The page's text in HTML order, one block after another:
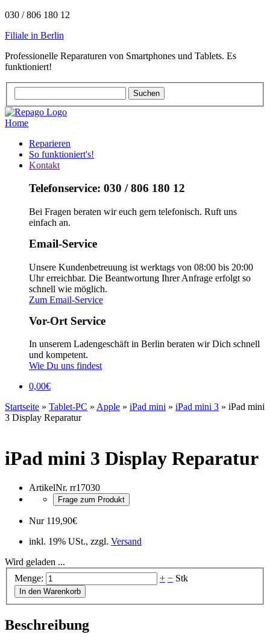
030 / 806 180 12
Filiale in Berlin
Professionelle Reparaturen von Smartphones und Tablets. Es
funktioniert!
Home
Reparieren
So funktioniert's!
Kontakt
Telefonservice: 030 / 806 180 12
Bei Fragen beraten wir euch gern telefonisch. Ruft uns
einfach an.
Email-Service
Unsere Kundenbetreuung ist werktags von 08:00 bis 20:00
Uhr erreichbar. Die Beantwortung Ihrer Anfrage erfolgt so
schnell wie möglich.
Zum Email-Service
Vor-Ort Service
In unserem Ladengeschäft in Berlin beraten wir Dich schnell
und kompetent.
Wie Du uns findest
0,00€
Startseite » Tablet-PC » Apple » iPad mini » iPad mini 3 » iPad mini
3 Display Reparatur
iPad mini 3 Display Reparatur
ArtikelNr. rr17030
Frage zum Produkt
Nur 119,90€
inkl. 19% USt., zzgl. Versand
Wird geladen ...
Menge:
+ − Stk
In den Warenkorb
Beschreibung